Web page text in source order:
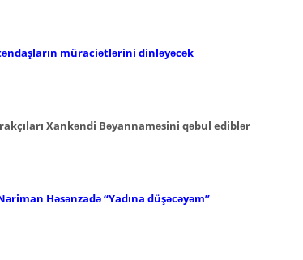
müraciətlərini dinləyəcək
Xankəndi Bəyannaməsini qəbul ediblər
Həsənzadə “Yadına düşəcəyəm”